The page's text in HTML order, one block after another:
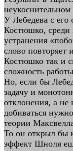
У Лебедева с
Костюшко, среди
устранения
слово
Костюшко так и
сложность
Но, если бы
задачу и
отклонения, а не
добиваться
теории
То он открыл бы
эффект Шноля